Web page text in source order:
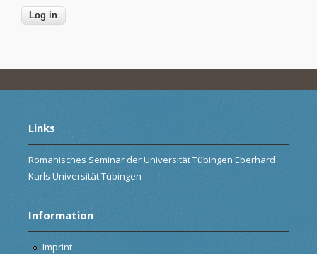
Links
Romanisches Seminar der Universität Tübingen Eberhard
Karls Universität Tübingen
Information
Imprint